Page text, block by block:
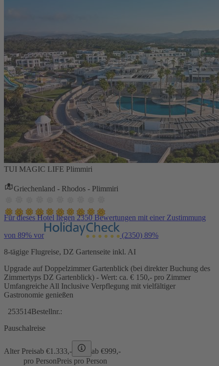
TUI MAGIC LIFE Plimmiri
Griechenland - Rhodos - Plimmiri
Für dieses Hotel liegen 2350 Bewertungen mit einer Zustimmung
von 89% vor (2350) 89%
8-tägige Flugreise, DZ Gartenseite inkl. AI
Upgrade auf Doppelzimmer Gartenblick (bei direkter Buchung des
Zimmertyps DZ Gartenblick) - Wert: ca. € 150,- pro Zimmer
Umfangreiche All Inclusive Verpflegung mit vielfältiger
Gastronomie genießen
253514Bestellnr.:
Pauschalreise
Alter Preisab €1.333,- ab €999,-
pro PersonPreis pro Person